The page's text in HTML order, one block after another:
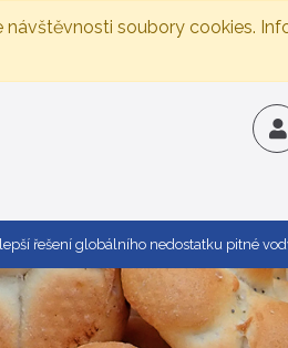
soubory cookies.
řešení globálního nedostatku pitné